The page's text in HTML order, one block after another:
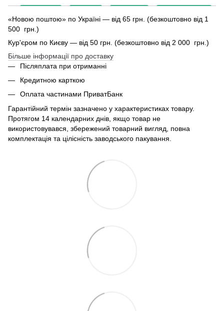
«Новою поштою» по Україні — від 65 грн. (безкоштовно від 1
500 грн.)
Кур'єром по Києву — від 50 грн. (безкоштовно від 2 000 грн.)
Більше інформації про доставку
Післяплата при отриманні
Кредитною карткою
Оплата частинами ПриватБанк
Гарантійний термін зазначено у характеристиках товару.
Протягом 14 календарних днів, якщо товар не
використовувався, збережений товарний вигляд, повна
комплектація та цілісність заводського пакування.